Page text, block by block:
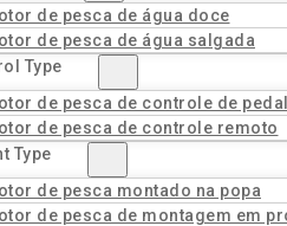
de pesca de água doce
de pesca de água salgada
Type
de pesca de controle de
de pesca de controle remoto
Type
de pesca montado na popa
de pesca de montagem em